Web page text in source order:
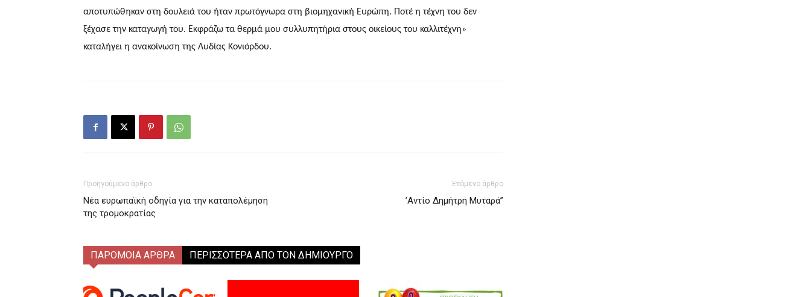
αποτυπώθηκαν στη δουλειά του ήταν πρωτόγνωρα στη βιομηχανική Ευρώπη. Ποτέ η τέχνη του δεν
ξέχασε την καταγωγή του. Εκφράζω τα θερμά μου συλλυπητήρια στους οικείους του καλλιτέχνη»
καταλήγει η ανακοίνωση της Λυδίας Κονιόρδου.
Προηγούμενο άρθρο
Νέα ευρωπαϊκή οδηγία για την καταπολέμηση
της τρομοκρατίας
Επόμενο άρθρο
’Αντίο Δημήτρη Μυταρά’’
ΠΑΡΟΜΟΙΑ ΑΡΘΡΑ ΠΕΡΙΣΣΟΤΕΡΑ ΑΠΟ ΤΟΝ ΔΗΜΙΟΥΡΓΟ